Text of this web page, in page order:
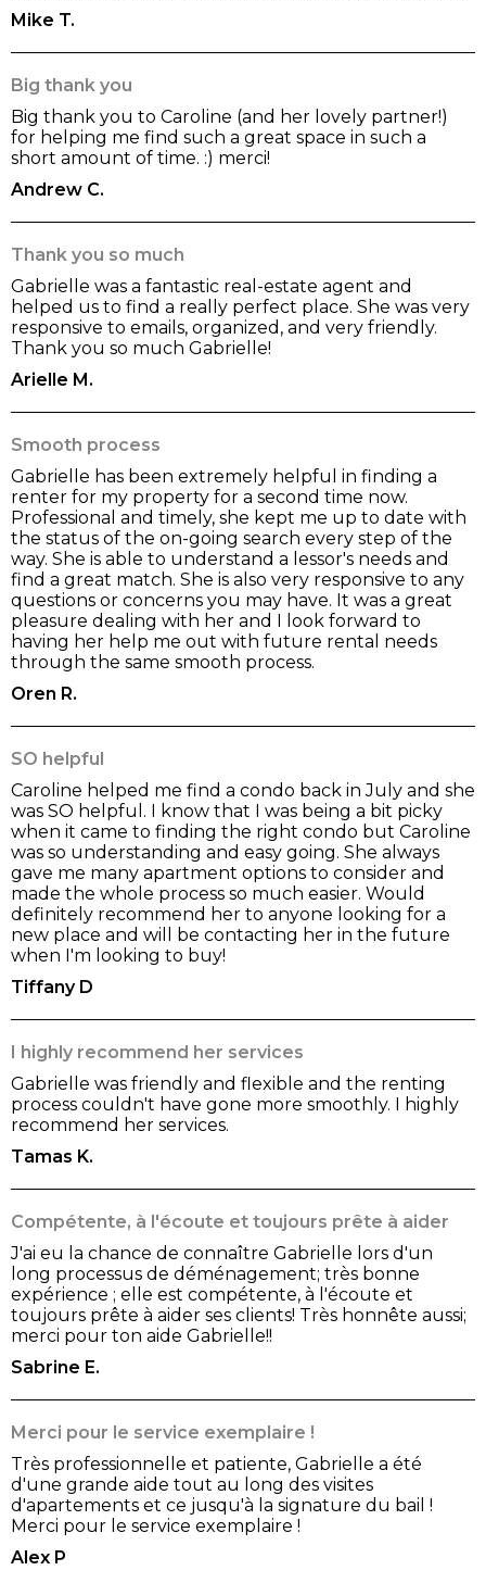
Mike T.
Big thank you
Big thank you to Caroline (and her lovely partner!)
for helping me find such a great space in such a
short amount of time. :) merci!
Andrew C.
Thank you so much
Gabrielle was a fantastic real-estate agent and
helped us to find a really perfect place. She was very
responsive to emails, organized, and very friendly.
Thank you so much Gabrielle!
Arielle M.
Smooth process
Gabrielle has been extremely helpful in finding a
renter for my property for a second time now.
Professional and timely, she kept me up to date with
the status of the on-going search every step of the
way. She is able to understand a lessor's needs and
find a great match. She is also very responsive to any
questions or concerns you may have. It was a great
pleasure dealing with her and I look forward to
having her help me out with future rental needs
through the same smooth process.
Oren R.
SO helpful
Caroline helped me find a condo back in July and she
was SO helpful. I know that I was being a bit picky
when it came to finding the right condo but Caroline
was so understanding and easy going. She always
gave me many apartment options to consider and
made the whole process so much easier. Would
definitely recommend her to anyone looking for a
new place and will be contacting her in the future
when I'm looking to buy!
Tiffany D
I highly recommend her services
Gabrielle was friendly and flexible and the renting
process couldn't have gone more smoothly. I highly
recommend her services.
Tamas K.
Compétente, à l'écoute et toujours prête à aider
J'ai eu la chance de connaître Gabrielle lors d'un
long processus de déménagement; très bonne
expérience ; elle est compétente, à l'écoute et
toujours prête à aider ses clients! Très honnête aussi;
merci pour ton aide Gabrielle!!
Sabrine E.
Merci pour le service exemplaire !
Très professionnelle et patiente, Gabrielle a été
d'une grande aide tout au long des visites
d'apartements et ce jusqu'à la signature du bail !
Merci pour le service exemplaire !
Alex P